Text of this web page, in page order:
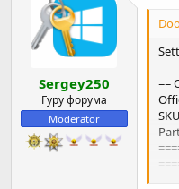
Sergey250
Гуру форума
Moderator
==